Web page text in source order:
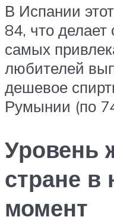
В Испании
84, что делает
самых
любителей
дешевое
Румынии (по
Уровень
стране в
момент